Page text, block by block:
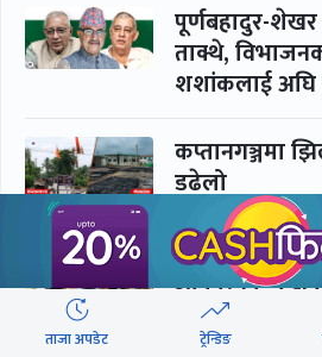
पूर्णबहादुर-शेखर
ताक्थे,
शशांकलाई अघि
कप्तानगञ्जमा
डढेलो
आकस्मिक कक्ष
हातपातको
ताजा अपडेट ट्रेन्डिङ